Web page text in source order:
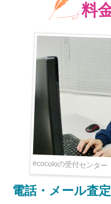
料
ecocoloの受付センター
電話・メール査定